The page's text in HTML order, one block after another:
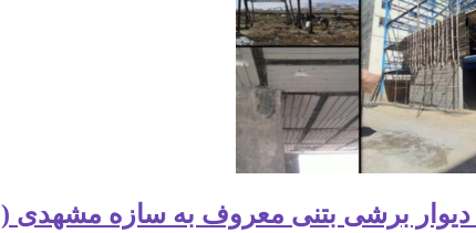
برشی بتنی معروف به سازه مشهدی ( 130 اسلاید )